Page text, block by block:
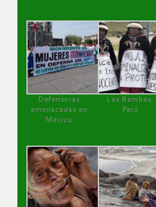
Defensoras
amenazadas en
México
Las Bambas,
Perú